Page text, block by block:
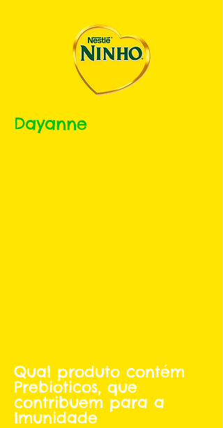
Dayanne
Qual produto contém
Prebioticos, que
contribuem para a
Imunidade